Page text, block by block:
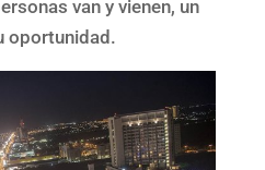
van y vienen, un
oportunidad.